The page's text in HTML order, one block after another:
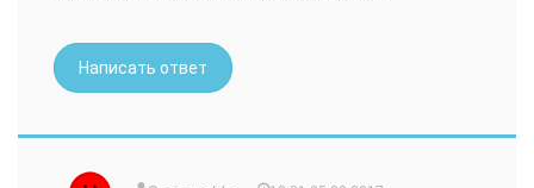
встретили лишь троих посетителей. На входе и выходе нас
с улыбкой встречал и провожал единственный улыбчивый
охранник.
Написать ответ